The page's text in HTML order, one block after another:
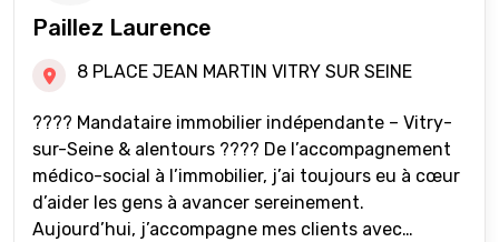
Paillez Laurence
8 PLACE JEAN MARTIN VITRY SUR SEINE
???? Mandataire immobilier indépendante – Vitry-
sur-Seine & alentours ???? De l’accompagnement
médico-social à l’immobilier, j’ai toujours eu à cœur
d’aider les gens à avancer sereinement.
Aujourd’hui, j’accompagne mes clients avec